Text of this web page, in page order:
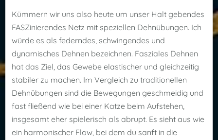
Kümmern wir uns also heute um unser Halt gebendes
FASZinierendes Netz mit speziellen Dehnübungen. Ich
würde es als federndes, schwingendes und
dynamisches Dehnen bezeichnen. Fasziales Dehnen
hat das Ziel, das Gewebe elastischer und gleichzeitig
stabiler zu machen. Im Vergleich zu traditionellen
Dehnübungen sind die Bewegungen geschmeidig und
fast fließend wie bei einer Katze beim Aufstehen,
insgesamt eher spielerisch als abrupt. Es sieht aus wie
ein harmonischer Flow, bei dem du sanft in die